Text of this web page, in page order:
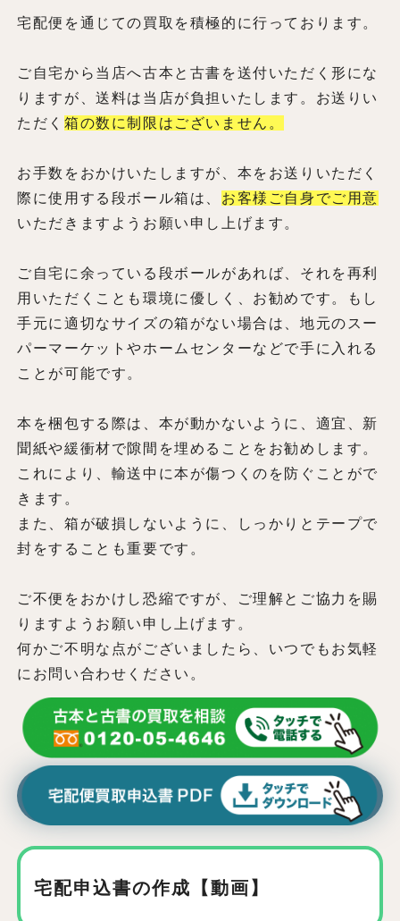
宅配便を通じての買取を積極的に行っております。
ご自宅から当店へ古本と古書を送付いただく形にな
りますが、送料は当店が負担いたします。お送りい
ただく 箱の数に制限はございません。
お手数をおかけいたしますが、本をお送りいただく
際に使用する段ボール箱は、 お客様ご自身でご用意
いただきますようお願い申し上げます。
ご自宅に余っている段ボールがあれば、それを再利
用いただくことも環境に優しく、お勧めです。もし
手元に適切なサイズの箱がない場合は、地元のスー
パーマーケットやホームセンターなどで手に入れる
ことが可能です。
本を梱包する際は、本が動かないように、適宜、新
聞紙や緩衝材で隙間を埋めることをお勧めします。
これにより、輸送中に本が傷つくのを防ぐことがで
きます。
また、箱が破損しないように、しっかりとテープで
封をすることも重要です。
ご不便をおかけし恐縮ですが、ご理解とご協力を賜
りますようお願い申し上げます。
何かご不明な点がございましたら、いつでもお気軽
にお問い合わせください。
宅配申込書の作成【動画】